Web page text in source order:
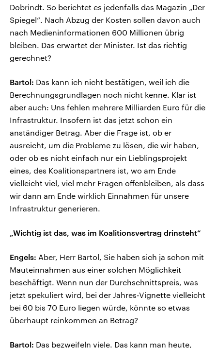
Dobrindt. So berichtet es jedenfalls das Magazin „Der
Spiegel“. Nach Abzug der Kosten sollen davon auch
nach Medieninformationen 600 Millionen übrig
bleiben. Das erwartet der Minister. Ist das richtig
gerechnet?
Bartol: Das kann ich nicht bestätigen, weil ich die
Berechnungsgrundlagen noch nicht kenne. Klar ist
aber auch: Uns fehlen mehrere Milliarden Euro für die
Infrastruktur. Insofern ist das jetzt schon ein
anständiger Betrag. Aber die Frage ist, ob er
ausreicht, um die Probleme zu lösen, die wir haben,
oder ob es nicht einfach nur ein Lieblingsprojekt
eines, des Koalitionspartners ist, wo am Ende
vielleicht viel, viel mehr Fragen offenbleiben, als dass
wir dann am Ende wirklich Einnahmen für unsere
Infrastruktur generieren.
„Wichtig ist das, was im Koalitionsvertrag drinsteht“
Engels: Aber, Herr Bartol, Sie haben sich ja schon mit
Mauteinnahmen aus einer solchen Möglichkeit
beschäftigt. Wenn nun der Durchschnittspreis, was
jetzt spekuliert wird, bei der Jahres-Vignette vielleicht
bei 60 bis 70 Euro liegen würde, könnte so etwas
überhaupt reinkommen an Betrag?
Bartol: Das bezweifeln viele. Das kann man heute,